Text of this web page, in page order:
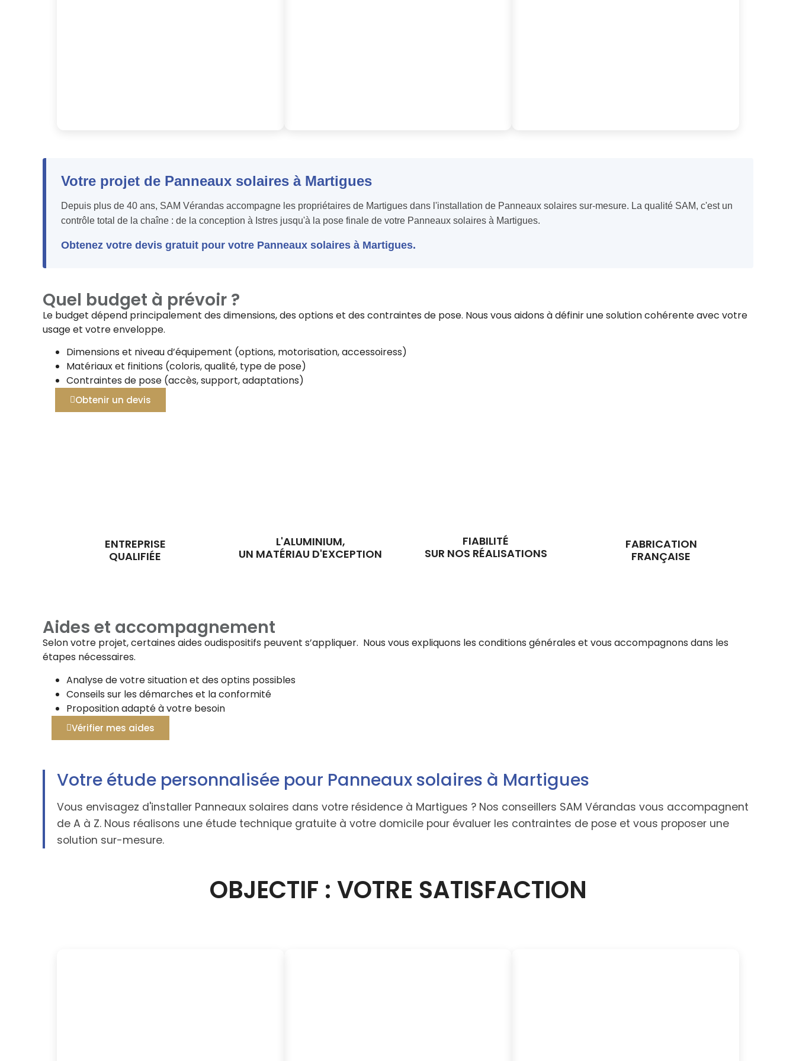
Votre projet de Panneaux solaires à Martigues
Depuis plus de 40 ans, SAM Vérandas accompagne les propriétaires de Martigues dans l'installation de Panneaux solaires sur-mesure. La qualité SAM, c'est un
contrôle total de la chaîne : de la conception à Istres jusqu'à la pose finale de votre Panneaux solaires à Martigues.
Obtenez votre devis gratuit pour votre Panneaux solaires à Martigues.
Quel budget à prévoir ?
Le budget dépend principalement des dimensions, des options et des contraintes de pose. Nous vous aidons à définir une solution cohérente avec votre
usage et votre enveloppe.
Dimensions et niveau d’équipement (options, motorisation, accessoiress)
Matériaux et finitions (coloris, qualité, type de pose)
Contraintes de pose (accès, support, adaptations)
Obtenir un devis
ENTREPRISE
QUALIFIÉE
L'ALUMINIUM,
UN MATÉRIAU D'EXCEPTION
FIABILITÉ
SUR NOS RÉALISATIONS
FABRICATION
FRANÇAISE
Aides et accompagnement
Selon votre projet, certaines aides oudispositifs peuvent s’appliquer. Nous vous expliquons les conditions générales et vous accompagnons dans les
étapes nécessaires.
Analyse de votre situation et des optins possibles
Conseils sur les démarches et la conformité
Proposition adapté à votre besoin
Vérifier mes aides
Votre étude personnalisée pour Panneaux solaires à Martigues
Vous envisagez d'installer Panneaux solaires dans votre résidence à Martigues ? Nos conseillers SAM Vérandas vous accompagnent
de A à Z. Nous réalisons une étude technique gratuite à votre domicile pour évaluer les contraintes de pose et vous proposer une
solution sur-mesure.
OBJECTIF : VOTRE SATISFACTION